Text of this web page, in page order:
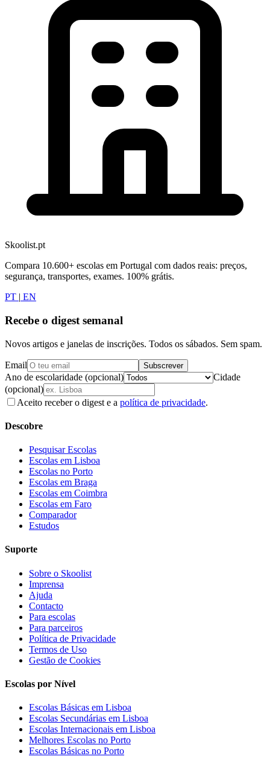
Skoolist.pt
Compara 10.600+ escolas em Portugal com dados reais: preços,
segurança, transportes, exames. 100% grátis.
PT | EN
Recebe o digest semanal
Novos artigos e janelas de inscrições. Todos os sábados. Sem spam.
Email Subscrever
Ano de escolaridade (opcional)
Cidade
(opcional)
Aceito receber o digest e a política de privacidade.
Descobre
Pesquisar Escolas
Escolas em Lisboa
Escolas no Porto
Escolas em Braga
Escolas em Coimbra
Escolas em Faro
Comparador
Estudos
Suporte
Sobre o Skoolist
Imprensa
Ajuda
Contacto
Para escolas
Para parceiros
Política de Privacidade
Termos de Uso
Gestão de Cookies
Escolas por Nível
Escolas Básicas em Lisboa
Escolas Secundárias em Lisboa
Escolas Internacionais em Lisboa
Melhores Escolas no Porto
Escolas Básicas no Porto